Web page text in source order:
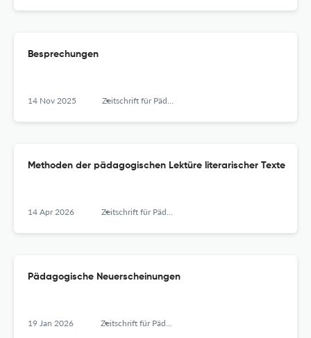
Besprechungen
14 Nov 2025 Zeitschrift für Pädagogik
Methoden der pädagogischen Lektüre literarischer Texte
14 Apr 2026 Zeitschrift für Pädagogik
Pädagogische Neuerscheinungen
19 Jan 2026 Zeitschrift für Pädagogik